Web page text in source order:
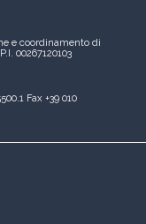
e coordinamento di
P.I. 00267120103
Fax +39 010